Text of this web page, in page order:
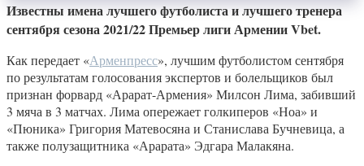
Известны имена лучшего футболиста и лучшего тренера
сентября сезона 2021/22 Премьер лиги Армении Vbet.
Как передает «Арменпресс», лучшим футболистом сентября
по результатам голосования экспертов и болельщиков был
признан форвард «Арарат-Армения» Милсон Лима, забивший
3 мяча в 3 матчах. Лима опережает голкиперов «Ноа» и
«Пюника» Григория Матевосяна и Станислава Бучневица, а
также полузащитника «Арарата» Эдгара Малакяна.